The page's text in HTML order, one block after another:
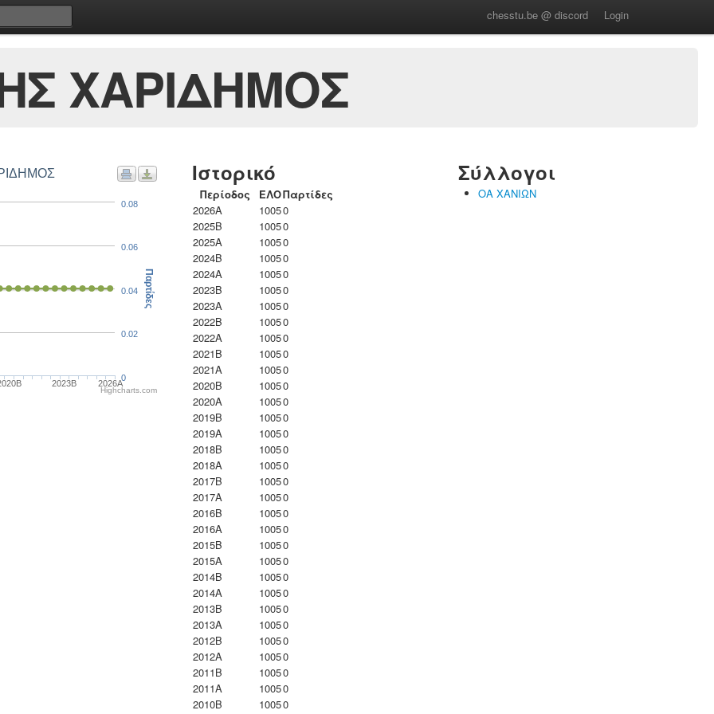
chesstu.be @ discord Login
ΧΑΡΙΔΗΜΟΣ
2023B 2026A
0
0.02
0.04
0.06
0.08
Παρτίδες
Highcharts.com
Ιστορικό
Περίοδος ΕΛΟΠαρτίδες
2026A
10050
2025B
10050
2025A
10050
2024B
10050
2024A
10050
2023B
10050
2023Α
10050
2022B
10050
2022A
10050
2021B
10050
2021A
10050
2020B
10050
2020A
10050
2019B
10050
2019A
10050
2018B
10050
2018A
10050
2017B
10050
2017A
10050
2016B
10050
2016A
10050
2015B
10050
2015A
10050
2014B
10050
2014A
10050
2013B
10050
2013A
10050
2012B
10050
2012A
10050
2011B
10050
2011A
10050
2010B
10050
Σύλλογοι
ΟΑ ΧΑΝΙΩΝ